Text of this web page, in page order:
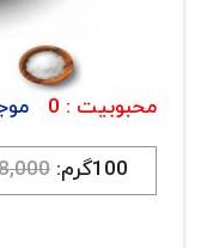
شیشه آلات
تجهیزات
دستگاه های
محبوبیت : 0
100گرم: